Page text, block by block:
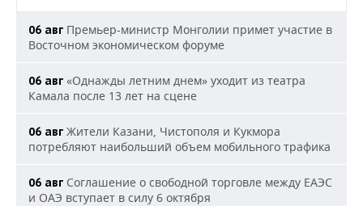
06 авг Премьер-министр Монголии примет участие в
Восточном экономическом форуме
06 авг «Однажды летним днем» уходит из театра
Камала после 13 лет на сцене
06 авг Жители Казани, Чистополя и Кукмора
потребляют наибольший объем мобильного трафика
06 авг Соглашение о свободной торговле между ЕАЭС
и ОАЭ вступает в силу 6 октября